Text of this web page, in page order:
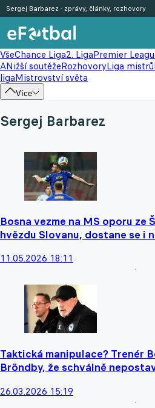
VšeChance Liga2. LigaPremier
ANižší soutěžeRozhovoryLiga mistrů
ligaMistrovství světa
Více
Sergej Barbarez - zprávy, články, rozhovory
Sergej Barbarez
Bosna vezme na MS oporu ze
hvězdu Slovanu, dostane se i
11.05.2026 18:11
Taktická manipulace? Trenér
Bröndby, že schválně
26.03.2026 15:19